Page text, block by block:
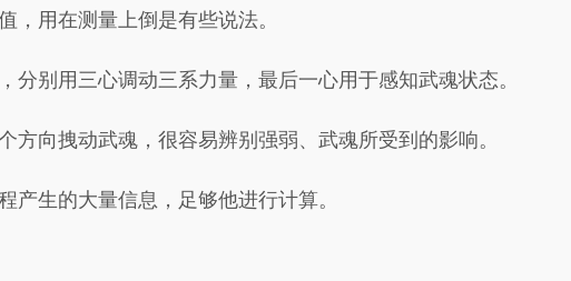
，用在测量上倒是有些说法。
分别用三心调动三系力量，最后一心用于感知武魂状态。
方向拽动武魂，很容易辨别强弱、武魂所受到的影响。
产生的大量信息，足够他进行计算。